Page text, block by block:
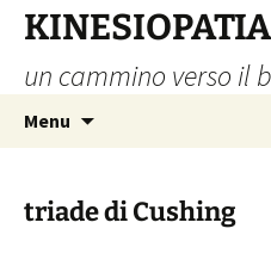
contenuto
KINESIOPATIA
un cammino verso il
Menu
triade di Cushing